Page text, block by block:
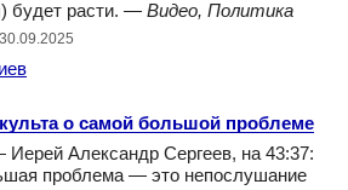
будет расти. — Видео, Политика
о самой большой проблеме
Иерей Александр Сергеев, на 43:37:
проблема — это непослушание